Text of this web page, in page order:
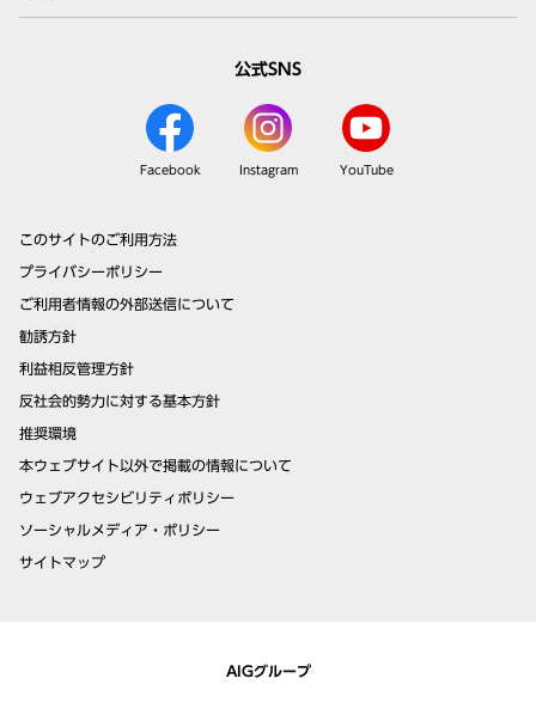
公式SNS
Facebook Instagram YouTube
このサイトのご利用方法
プライバシーポリシー
ご利用者情報の外部送信について
勧誘方針
利益相反管理方針
反社会的勢力に対する基本方針
推奨環境
本ウェブサイト以外で掲載の情報について
ウェブアクセシビリティポリシー
ソーシャルメディア・ポリシー
サイトマップ
AIGグループ